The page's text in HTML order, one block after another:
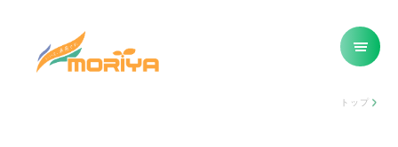
トップ